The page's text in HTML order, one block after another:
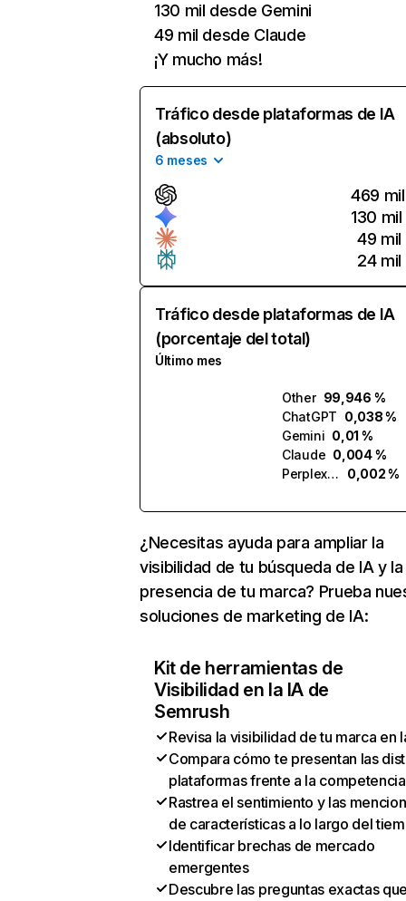
130 mil desde Gemini
49 mil desde Claude
¡Y mucho más!
Tráfico desde plataformas de IA
(absoluto)
6 meses
469 mil
130 mil
49 mil
24 mil
Tráfico desde plataformas de IA
(porcentaje del total)
Último mes
Other 99,946 %
ChatGPT 0,038 %
Gemini 0,01 %
Claude 0,004 %
Perplexity
0,002 %
¿Necesitas ayuda para ampliar la
visibilidad de tu búsqueda de IA y la
presencia de tu marca? Prueba
soluciones de marketing de IA:
Kit de herramientas de
Visibilidad en la IA de
Semrush
Revisa la visibilidad de tu marca en
Compara cómo te presentan las
plataformas frente a la competencia
Rastrea el sentimiento y las
de características a lo largo del
Identificar brechas de mercado
emergentes
Descubre las preguntas exactas